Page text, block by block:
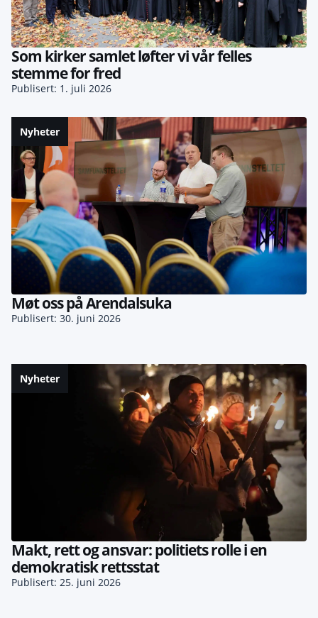
Som kirker samlet løfter vi vår felles
stemme for fred
Publisert: 1. juli 2026
Nyheter
Møt oss på Arendalsuka
Publisert: 30. juni 2026
Nyheter
Makt, rett og ansvar: politiets rolle i en
demokratisk rettsstat
Publisert: 25. juni 2026